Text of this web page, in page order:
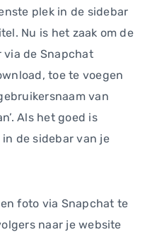
plek in de sidebar
Nu is het zaak om de
via de Snapchat
toe te voegen
van
Als het goed is
de sidebar van je
foto via Snapchat te
naar je website